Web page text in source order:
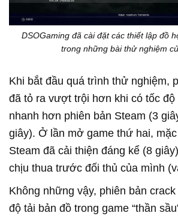
DSOGaming đã cài đặt các thiết lập đồ
trong những bài thử nghiệm
Khi bắt đầu quá trình thử nghiệm,
đã tỏ ra vượt trội hơn khi có tốc độ
nhanh hơn phiên bản Steam (3
giây). Ở lần mở game thứ hai,
Steam đã cải thiện đáng kể (8
chịu thua trước đối thủ của mình
Không những vậy, phiên bản
độ tải bản đồ trong game “thần